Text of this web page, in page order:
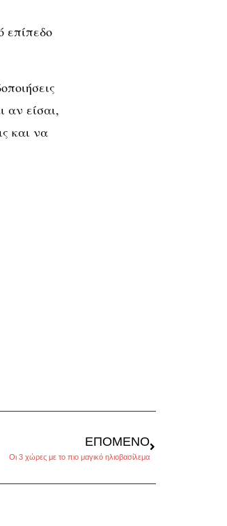
επίπεδο
αν είσαι,
και να
ΕΠΌΜΕΝΟ
Οι 3 χώρες με το πιο μαγικό ηλιοβασίλεμα